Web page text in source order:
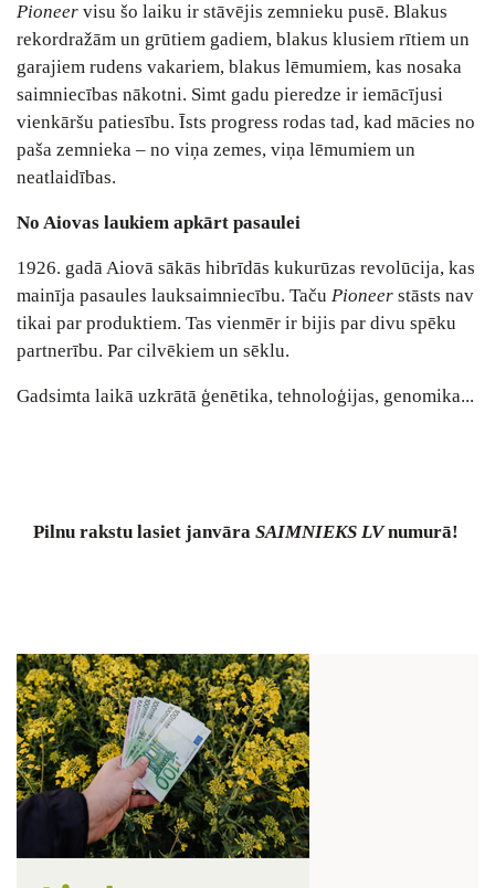
Pioneer visu šo laiku ir stāvējis zemnieku pusē. Blakus
rekordražām un grūtiem gadiem, blakus klusiem rītiem un
garajiem rudens vakariem, blakus lēmumiem, kas nosaka
saimniecības nākotni. Simt gadu pieredze ir iemācījusi
vienkāršu patiesību. Īsts progress rodas tad, kad mācies no
paša zemnieka – no viņa zemes, viņa lēmumiem un
neatlaidības.
No Aiovas laukiem apkārt pasaulei
1926. gadā Aiovā sākās hibrīdās kukurūzas revolūcija, kas
mainīja pasaules lauksaimniecību. Taču Pioneer stāsts nav
tikai par produktiem. Tas vienmēr ir bijis par divu spēku
partnerību. Par cilvēkiem un sēklu.
Gadsimta laikā uzkrātā ģenētika, tehnoloģijas, genomika...
Pilnu rakstu lasiet janvāra SAIMNIEKS LVnumurā!